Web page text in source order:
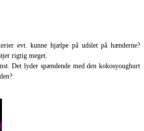
evt. kunne hjælpe på udslet på hænderne?
rigtig meget.
Det lyder spændende med den kokosyoughurt